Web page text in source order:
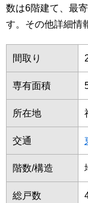
数は6階建て、最
す。その他詳細情
間取り
専有面積
所在地
交通
階数/構造
総戸数